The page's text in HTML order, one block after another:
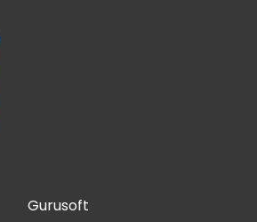
Gurusoft